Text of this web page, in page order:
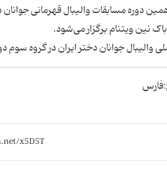
نین ویتنام برگزار می‌شود.
والیبال جوانان دختر ایران در گروه